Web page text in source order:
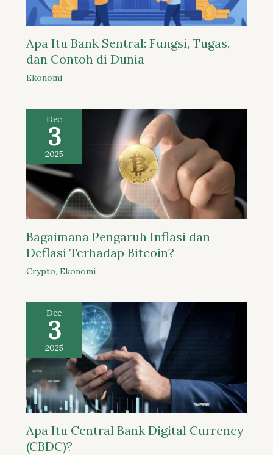
Apa Itu Bank Sentral: Fungsi, Tugas,
dan Contoh di Dunia
Ekonomi
Dec
3
2025
Bagaimana Pengaruh Inflasi dan
Deflasi Terhadap Bitcoin?
Crypto, Ekonomi
Dec
3
2025
Apa Itu Central Bank Digital Currency
(CBDC)?